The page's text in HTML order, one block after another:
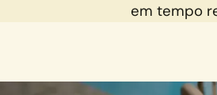
em tempo